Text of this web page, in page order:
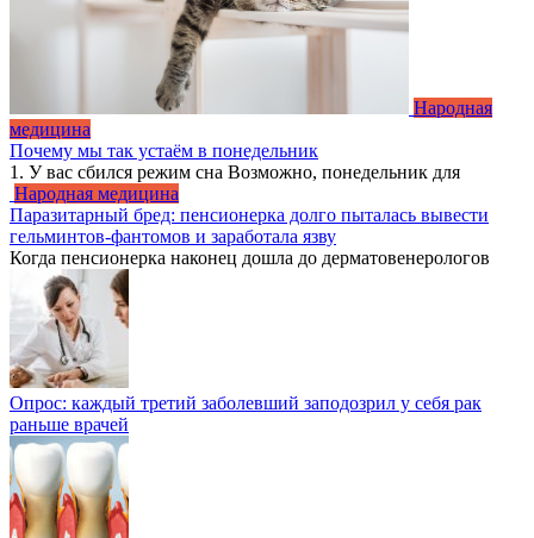
Народная
медицина
Почему мы так устаём в понедельник
1. У вас сбился режим сна Возможно, понедельник для
Народная медицина
Паразитарный бред: пенсионерка долго пыталась вывести
гельминтов-фантомов и заработала язву
Когда пенсионерка наконец дошла до дерматовенерологов
Опрос: каждый третий заболевший заподозрил у себя рак
раньше врачей